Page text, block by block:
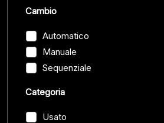
Cambio
Automatico
Manuale
Sequenziale
Categoria
Usato